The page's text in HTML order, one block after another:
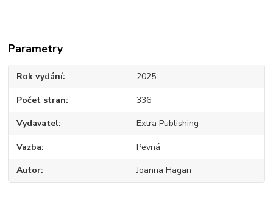
Parametry
Rok vydání 2025
Počet stran 336
Vydavatel Extra Publishing
Vazba Pevná
Autor Joanna Hagan